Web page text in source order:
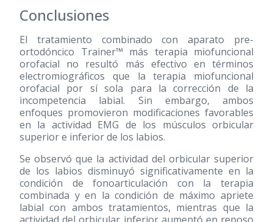
Conclusiones
El tratamiento combinado con aparato pre-
ortodóncico Trainer™ más terapia miofuncional
orofacial no resultó más efectivo en términos
electromiográficos que la terapia miofuncional
orofacial por sí sola para la corrección de la
incompetencia labial. Sin embargo, ambos
enfoques promovieron modificaciones favorables
en la actividad EMG de los músculos orbicular
superior e inferior de los labios.
Se observó que la actividad del orbicular superior
de los labios disminuyó significativamente en la
condición de fonoarticulación con la terapia
combinada y en la condición de máximo apriete
labial con ambos tratamientos, mientras que la
actividad del orbicular inferior aumentó en reposo